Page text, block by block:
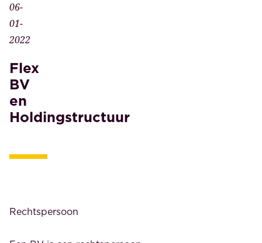
06-
01-
2022
Flex
BV
en
Holdingstructuur
Rechtspersoon